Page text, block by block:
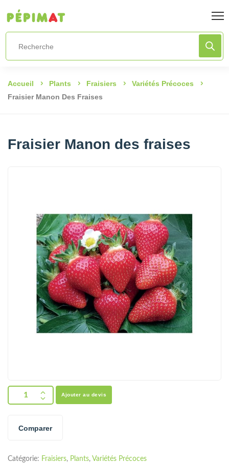
Accueil Plants Fraisiers
Variétés Précoces
Fraisier Manon Des Fraises
Fraisier Manon des fraises
Ajouter au devis
Comparer
Catégorie: Fraisiers, Plants, Variétés Précoces